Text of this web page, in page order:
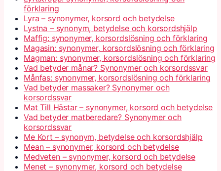
förklaring
Lyra – synonymer, korsord och betydelse
Lystna – synonym, betydelse och korsordshjälp
Maffig: synonymer, korsordslösning och förklaring
Magasin: synonymer, korsordslösning och förklaring
Magman: synonymer, korsordslösning och förklaring
Vad betyder månar? Synonymer och korsordssvar
Månfas: synonymer, korsordslösning och förklaring
Vad betyder massaker? Synonymer och
korsordssvar
Mat Till Hästar – synonymer, korsord och betydelse
Vad betyder matberedare? Synonymer och
korsordssvar
Me Kort – synonym, betydelse och korsordshjälp
Mean – synonymer, korsord och betydelse
Medveten – synonymer, korsord och betydelse
Menet – synonymer, korsord och betydelse